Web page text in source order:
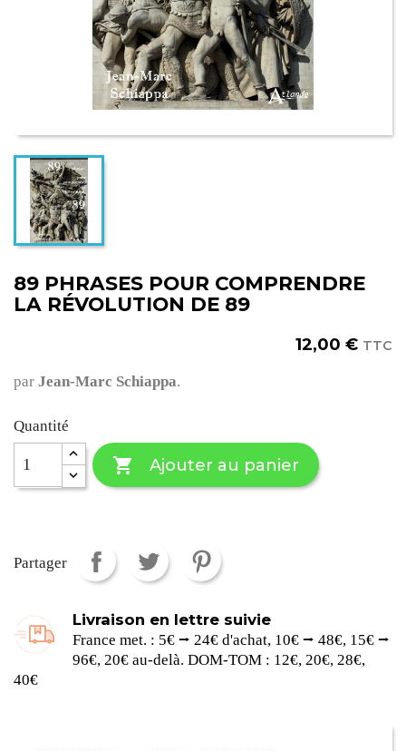
89 PHRASES POUR COMPRENDRE
LA RÉVOLUTION DE 89
12,00 € TTC
par Jean-Marc Schiappa.
Quantité
 Ajouter au panier
Partager
Livraison en lettre suivie
France met. : 5€ ⭢ 24€ d'achat, 10€ ⭢ 48€, 15€ ⭢
96€, 20€ au-delà. DOM-TOM : 12€, 20€, 28€,
40€